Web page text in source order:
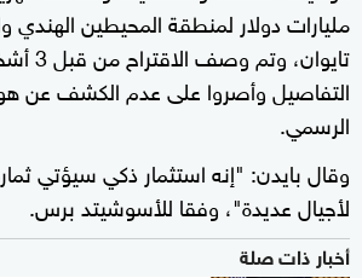
مليارات دولار لمنطقة المحيطين الهندي
التفاصيل وأصروا على عدم الكشف عن
الرسمي.
وقال بايدن: "إنه استثمار ذكي سيؤتي
لأجيال عديدة"، وفقا للأسوشيتد برس.
أخبار ذات صلة